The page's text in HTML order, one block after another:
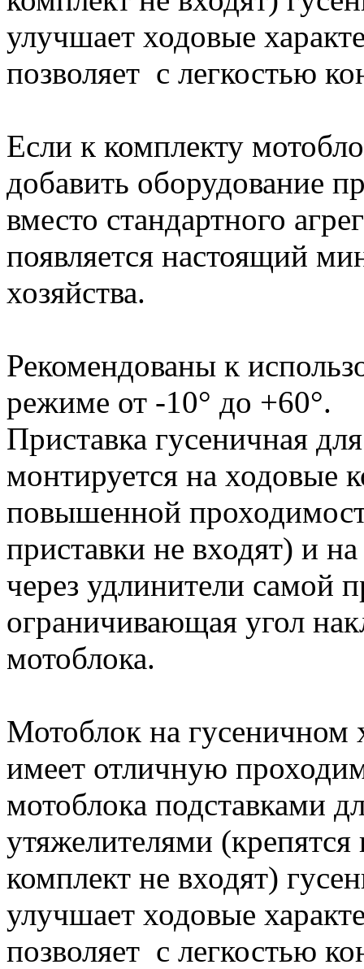
улучшает ходовые
позволяет с легкостью
Если к комплекту
добавить оборудование
вместо стандартного
появляется настоящий
хозяйства.
Рекомендованы к
режиме от -10° до +60°.
Приставка гусеничная
монтируется на ходовые
повышенной
приставки не входят) и
через удлинители самой
ограничивающая угол
мотоблока.
Мотоблок на
имеет отличную
мотоблока подставками
утяжелителями
комплект не входят)
улучшает ходовые
позволяет с легкостью